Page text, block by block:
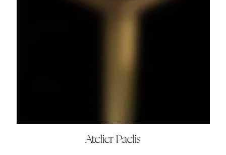
Atelier Paelis